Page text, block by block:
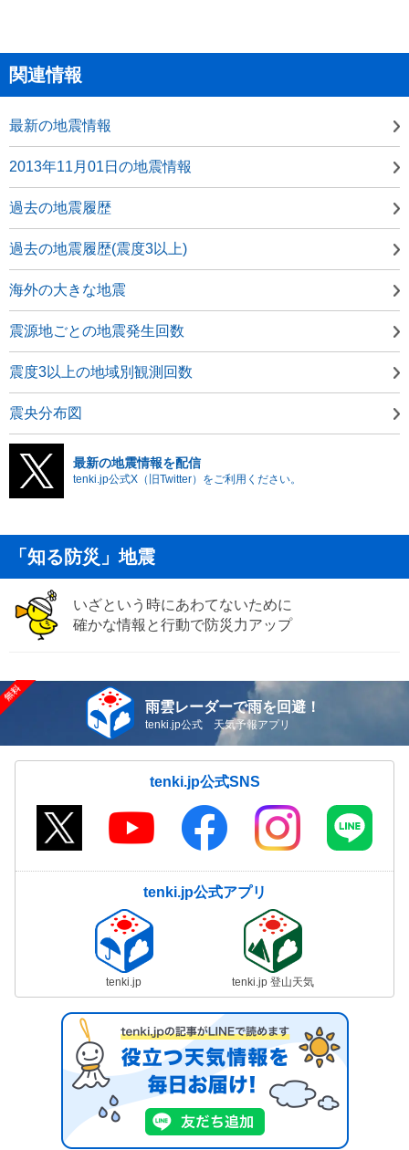
関連情報
最新の地震情報
2013年11月01日の地震情報
過去の地震履歴
過去の地震履歴(震度3以上)
海外の大きな地震
震源地ごとの地震発生回数
震度3以上の地域別観測回数
震央分布図
最新の地震情報を配信
tenki.jp公式X（旧Twitter）をご利用ください。
「知る防災」地震
いざという時にあわてないために
確かな情報と行動で防災力アップ
雨雲レーダーで雨を回避！
tenki.jp公式 天気予報アプリ
tenki.jp公式SNS
tenki.jp公式アプリ
tenki.jp tenki.jp 登山天気